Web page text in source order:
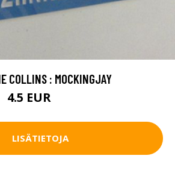
COLLINS : MOCKINGJAY
4.5 EUR
LISÄTIETOJA